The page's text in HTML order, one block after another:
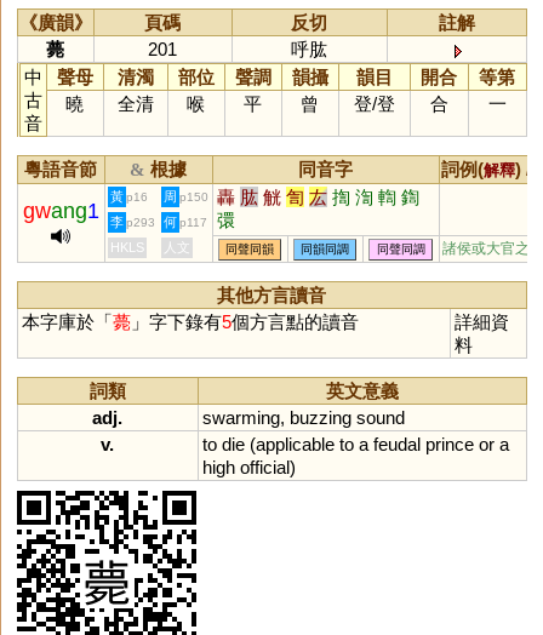
《廣韻》 頁碼 反切
註解
薨
201
呼肱
中
古
音
聲母 清濁 部位 聲調 韻攝 韻目 開合
等第
曉
全清 喉 平 曾 登/登 合 一
粵語音節 & 根據 同音字 詞例(解釋) /
gwang1
黃 p16 周 p150 轟 肱 觥 訇 厷 揈 渹 輷 鍧
彋
李 p293 何 p117
HKLS 人文 同聲同韻 同韻同調 同聲同調 諸侯或大官之
其他方言讀音
本字庫於「薨」字下錄有5個方言點的讀音
詳細資
料
詞類
英文意義
adj.
swarming, buzzing sound
v.
to die(applicable to a feudal prince or a
high official)